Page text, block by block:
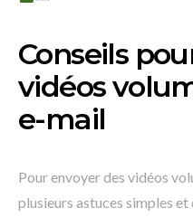
Conseils
vidéos
e-mail
Pour envoyer des vidéos
plusieurs astuces simples